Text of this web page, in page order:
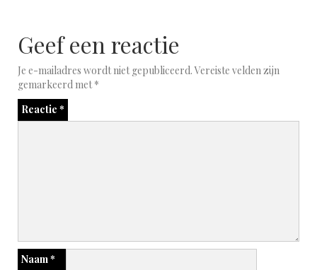
Geef een reactie
Je e-mailadres wordt niet gepubliceerd. Vereiste velden zijn
gemarkeerd met*
Reactie *
Naam*